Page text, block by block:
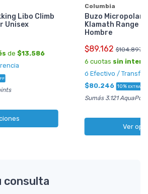
Libo Climb
Unisex
de $13.586
Columbia
Buzo Micropolar
Klamath Range 2
Hombre
$89.162 $104.897
6 cuotas sin
ó Efectivo /
$80.246 10% EXTRA
Sumás 3.121
Ver
consulta